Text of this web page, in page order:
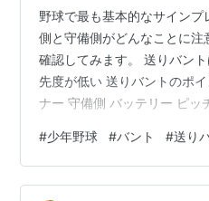
野球で最も基本的なサイン
側と守備側がどんなことに
確認してみます。 送りバン
先度が低い 送りバントのポ
ナー 守備側 バッテリー ピッ
バントは少年野球では盗塁よ
はバッターが確実にゴロを
ナーの進塁を狙う作戦です
#少年野球 #バント #送り